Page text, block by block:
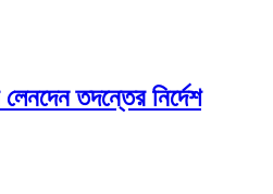
লেনদেন তদন্তের নির্দেশ